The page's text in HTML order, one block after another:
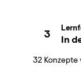
3 In
32